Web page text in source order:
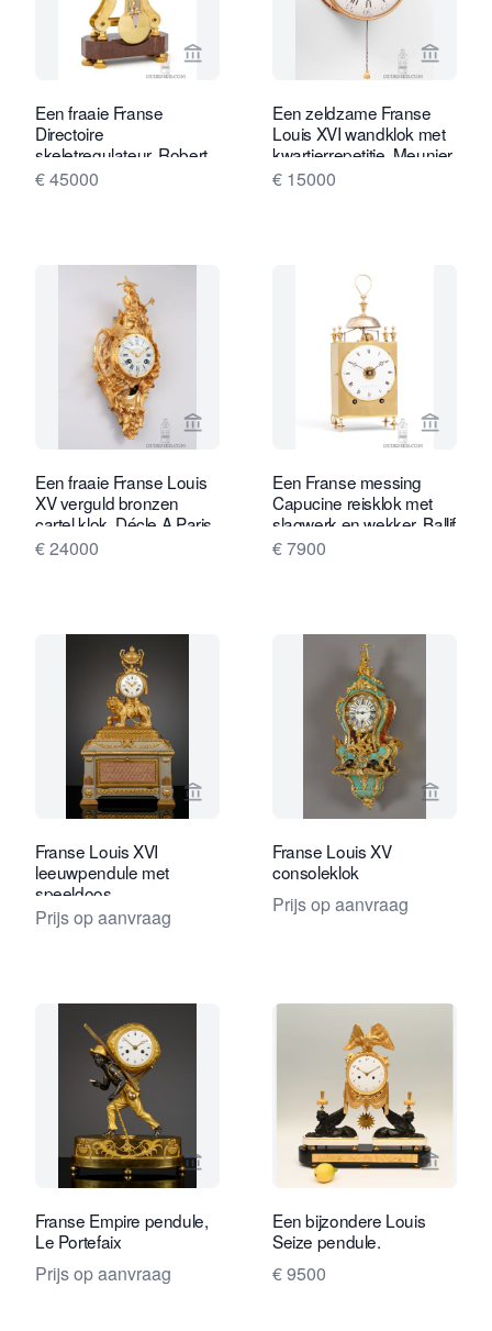
Bekijk verkoperspagina van Gude &
Een fraaie Franse
Directoire
skeletregulateur, Robert
Robin, circa 1800
€ 45000
Bekijk
Een zeldzame Franse
Louis XVI wandklok met
kwartierrepetitie, Meunier
Le Jeune, circa 1770.
€ 15000
Bekijk verkoperspagina van Gude &
Een fraaie Franse Louis
XV verguld bronzen
cartel klok, Décle A Paris,
1754.
€ 24000
Bekijk
Een Franse messing
Capucine reisklok met
slagwerk en wekker, Ballif
A Toulouse, circa 1800
€ 7900
Bekijk verkoperspagina van
Franse Louis XVI
leeuwpendule met
speeldoos
Prijs op aanvraag
Bekijk
Franse Louis XV
consoleklok
Prijs op aanvraag
Bekijk verkoperspagina van
Franse Empire pendule,
Le Portefaix
Prijs op aanvraag
Bekijk
Een bijzondere Louis
Seize pendule.
€ 9500